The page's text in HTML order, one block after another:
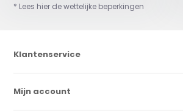
* Lees hier de wettelijke beperkingen
Klantenservice
Mijn account